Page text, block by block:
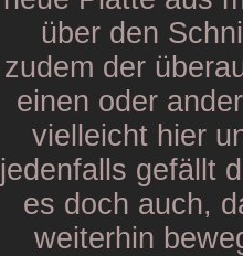
über den
zudem der
einen oder
vielleicht hier
jedenfalls gefällt
es doch auch,
weiterhin